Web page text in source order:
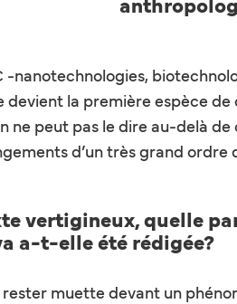
-nanotechnologies,
devient la première espèce
ne peut pas le dire au-delà
d’un très grand ordre
vertigineux, quelle
a-t-elle été rédigée?
rester muette devant un